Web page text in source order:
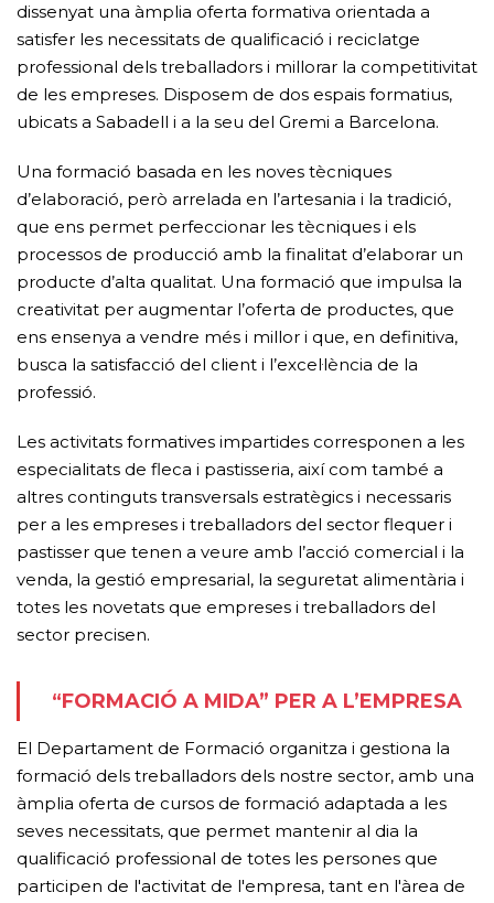
dissenyat una àmplia oferta formativa orientada a
satisfer les necessitats de qualificació i reciclatge
professional dels treballadors i millorar la competitivitat
de les empreses. Disposem de dos espais formatius,
ubicats a Sabadell i a la seu del Gremi a Barcelona.
Una formació basada en les noves tècniques
d’elaboració, però arrelada en l’artesania i la tradició,
que ens permet perfeccionar les tècniques i els
processos de producció amb la finalitat d’elaborar un
producte d’alta qualitat. Una formació que impulsa la
creativitat per augmentar l’oferta de productes, que
ens ensenya a vendre més i millor i que, en definitiva,
busca la satisfacció del client i l’excel·lència de la
professió.
Les activitats formatives impartides corresponen a les
especialitats de fleca i pastisseria, així com també a
altres continguts transversals estratègics i necessaris
per a les empreses i treballadors del sector flequer i
pastisser que tenen a veure amb l’acció comercial i la
venda, la gestió empresarial, la seguretat alimentària i
totes les novetats que empreses i treballadors del
sector precisen.
“FORMACIÓ A MIDA” PER A L’EMPRESA
El Departament de Formació organitza i gestiona la
formació dels treballadors dels nostre sector, amb una
àmplia oferta de cursos de formació adaptada a les
seves necessitats, que permet mantenir al dia la
qualificació professional de totes les persones que
participen de l'activitat de l'empresa, tant en l'àrea de